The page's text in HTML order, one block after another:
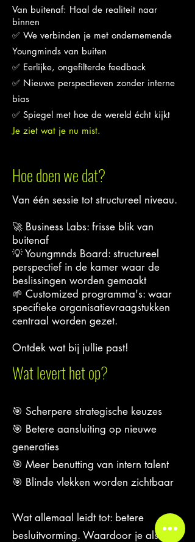
Van buitenaf: Haal de realiteit naar
binnen
✅ We verbinden je met ondernemende
Youngminds van buiten
✅ Eerlijke, ongefilterde feedback
✅ Nieuwe perspectieven zonder interne
bias
✅ Spiegel met hoe de wereld écht kijkt
Je ziet wat je nu mist.
Hoe doen we dat?
Van één sessie tot structureel niveau.
🚀 Business Labs: frisse blik van
buitenaf
💡 Youngmnds Board: structureel
perspectief in de kamer waar de
beslissingen worden gemaakt
🌱 Customized programma's: waar
specifieke organisatievraagstukken
centraal worden gezet.
Ontdek wat bij jullie past!
Wat levert het op?
🎯 Scherpere strategische keuzes
🎯 Betere aansluiting op nieuwe
generaties
🎯 Meer benutting van intern talent
🎯 Blinde vlekken worden zichtbaar
Wat allemaal leidt tot: betere
besluitvorming. Waardoor je als